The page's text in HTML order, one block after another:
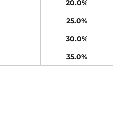
20.0%
25.0%
30.0%
35.0%